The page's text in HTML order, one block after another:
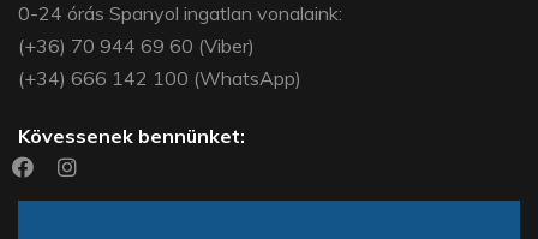
0-24 órás Spanyol ingatlan vonalaink:
(+36) 70 944 69 60 (Viber)
(+34) 666 142 100 (WhatsApp)
Kövessenek bennünket: